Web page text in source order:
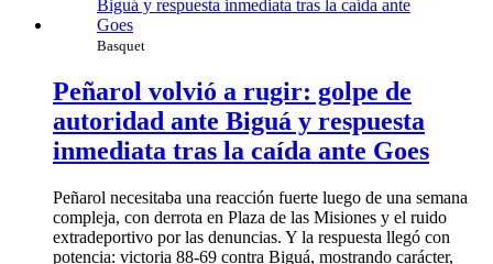
Basquet
Peñarol volvió a rugir: golpe de
autoridad ante Biguá y respuesta
inmediata tras la caída ante Goes
Peñarol necesitaba una reacción fuerte luego de una semana
compleja, con derrota en Plaza de las Misiones y el ruido
extradeportivo por las denuncias. Y la respuesta llegó con
potencia: victoria 88-69 contra Biguá, mostrando carácter,